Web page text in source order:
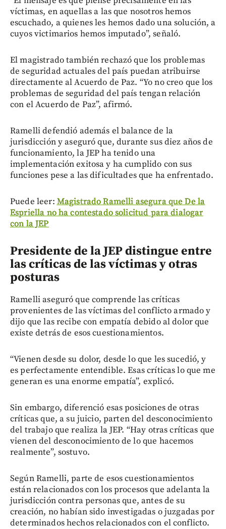
víctimas, en aquellas a las que nosotros hemos
escuchado, a quienes les hemos dado una solución, a
cuyos victimarios hemos imputado”, señaló.
El magistrado también rechazó que los problemas
de seguridad actuales del país puedan atribuirse
directamente al Acuerdo de Paz. “Yo no creo que los
problemas de seguridad del país tengan relación
con el Acuerdo de Paz”, afirmó.
Ramelli defendió además el balance de la
jurisdicción y aseguró que, durante sus diez años de
funcionamiento, la JEP ha tenido una
implementación exitosa y ha cumplido con sus
funciones pese a las dificultades que ha enfrentado.
Puede leer: Magistrado Ramelli asegura que De la
Espriella no ha contestado solicitud para dialogar
con la JEP
Presidente de la JEP distingue entre
las críticas de las víctimas y otras
posturas
Ramelli aseguró que comprende las críticas
provenientes de las víctimas del conflicto armado y
dijo que las recibe con empatía debido al dolor que
existe detrás de esos cuestionamientos.
“Vienen desde su dolor, desde lo que les sucedió, y
es perfectamente entendible. Esas críticas lo que me
generan es una enorme empatía”, explicó.
Sin embargo, diferenció esas posiciones de otras
críticas que, a su juicio, parten del desconocimiento
del trabajo que realiza la JEP. “Hay otras críticas que
vienen del desconocimiento de lo que hacemos
realmente”, sostuvo.
Según Ramelli, parte de esos cuestionamientos
están relacionados con los procesos que adelanta la
jurisdicción contra personas que, antes de su
creación, no habían sido investigadas o juzgadas por
determinados hechos relacionados con el conflicto.